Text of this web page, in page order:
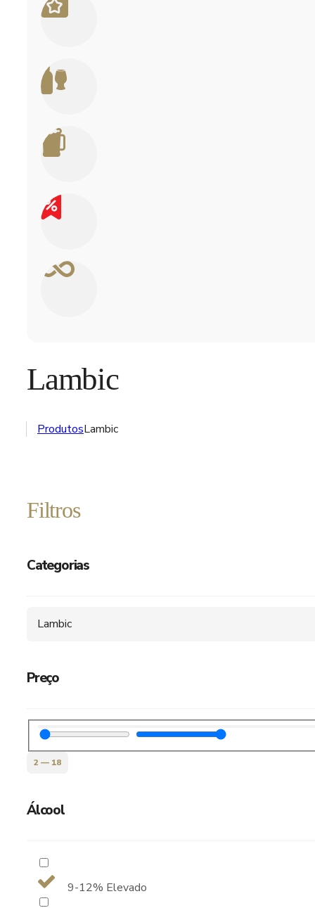
Lambic
ProdutosLambic
Filtros
Categorias
Lambic
Preço
2 — 18
Álcool
9-12% Elevado